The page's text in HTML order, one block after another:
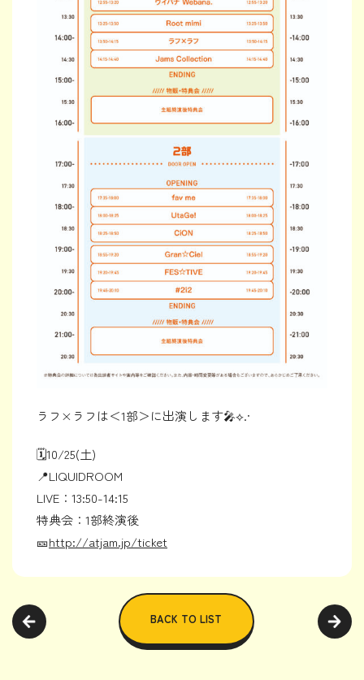
ラフ×ラフは＜1部＞に出演します🎤⟡.·
🗓️10/25(土)
📍LIQUIDROOM
LIVE：13:50-14:15
特典会：1部終演後
🎫http://atjam.jp/ticket
BACK TO LIST